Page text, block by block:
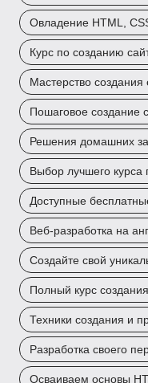
Овладение HTML,
Курс по созданию
Мастерство создания
Пошаговое создание
Решения домашних
Выбор лучшего курса
Доступные
Веб-разработка на
Создайте свой
Полный курс
Техники создания и
Разработка своего
Осваиваем основы